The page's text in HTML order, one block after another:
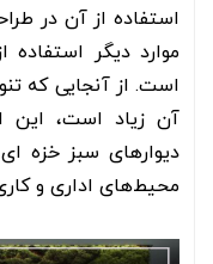
استفاده از آن در
موارد دیگر
است. از آنجایی که
آن زیاد است، این
دیوارهای سبز خزه
محیط‌های اداری و